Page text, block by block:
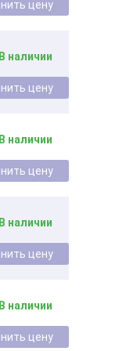
Уточнить цену
В наличии
Уточнить цену
В наличии
Уточнить цену
В наличии
Уточнить цену
В наличии
Уточнить цену